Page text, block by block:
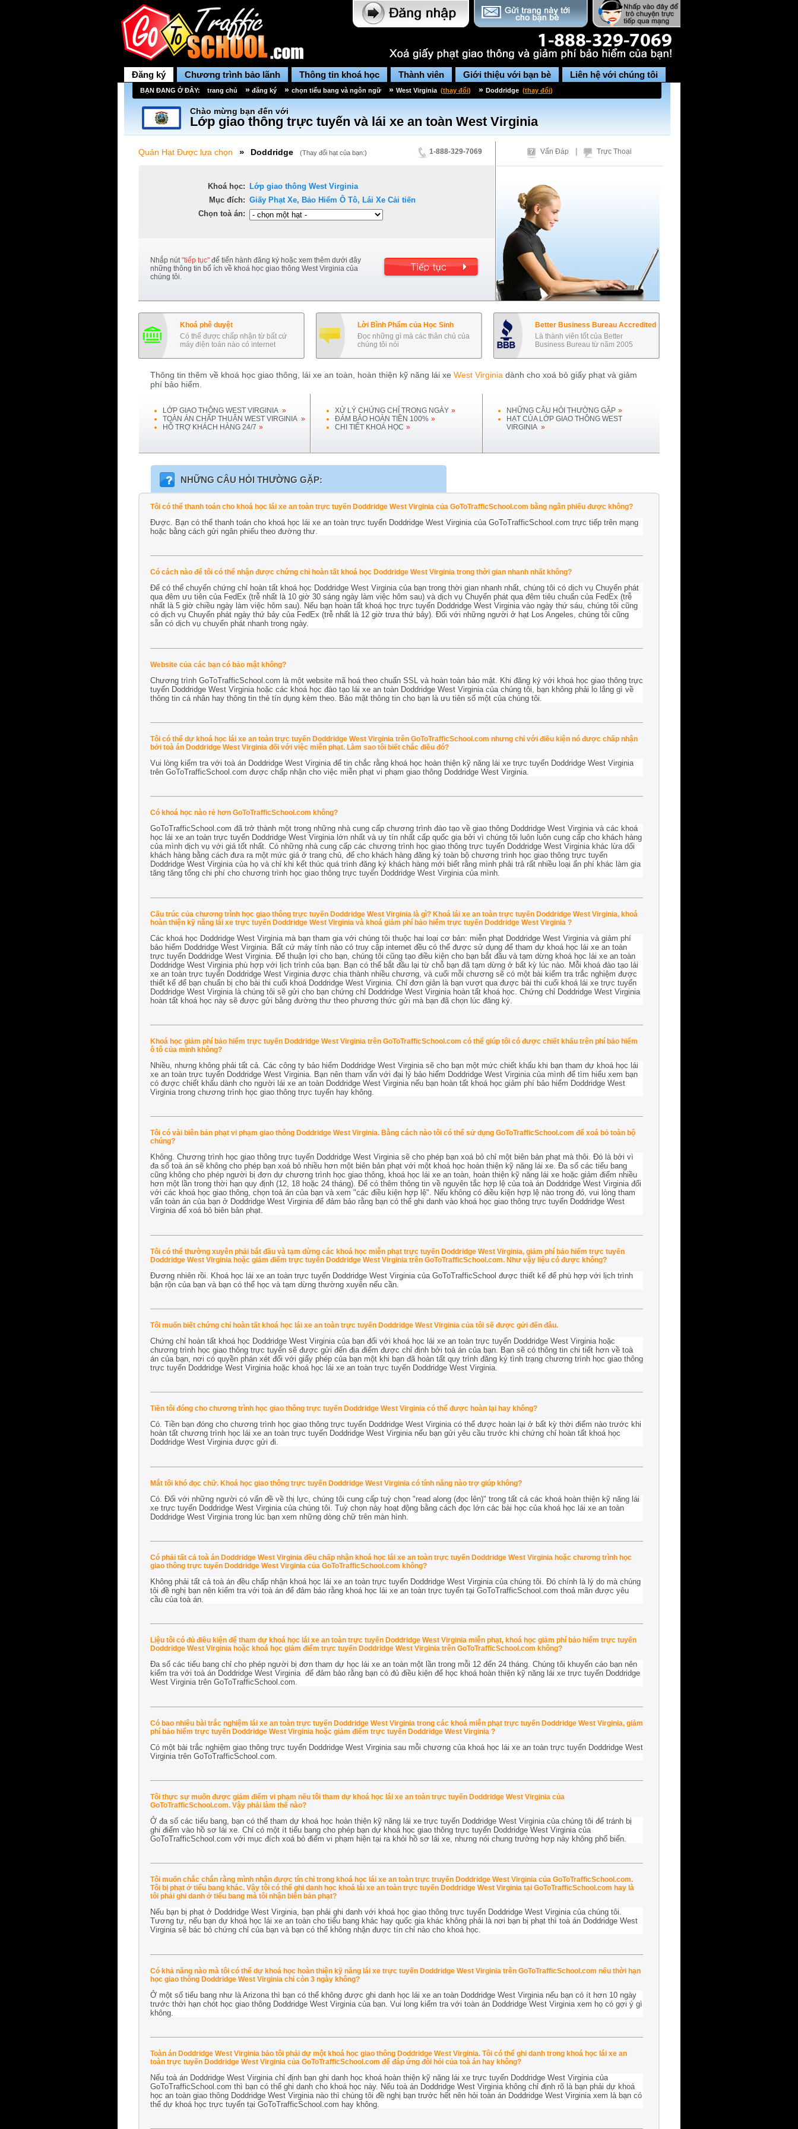
Đăng ký Chương trình bảo lãnh Thông tin khoá học Thành viên Giới thiệu với bạn bè Liên hệ với chúng tôi
BẠN ĐANG Ở ĐÂY: trang chủ » đăng ký » chọn tiểu bang và ngôn ngữ » West Virginia (thay đổi) » Doddridge (thay đổi)
Chào mừng bạn đến với
Lớp giao thông trực tuyến và lái xe an toàn West Virginia
Quản Hạt Được lựa chọn » Doddridge (Thay đổi hạt của bạn:) 1-888-329-7069
Khoá học:
Mục đích:
Chọn toà án:
Lớp giao thông West Virginia
Giấy Phạt Xe, Bảo Hiểm Ô Tô, Lái Xe Cải tiến
Nhắp nút"tiếp tục" để tiến hành đăng ký hoặc xem thêm dưới đây
những thông tin bổ ích về khoá học giao thông West Virginia của
chúng tôi.
Vấn Đáp | Trực Thoại
Khoá phê duyệt
Có thể được chấp nhận từ bất cứ
máy điện toán nào có internet
Lời Bình Phẩm của Học Sinh
Đọc những gì mà các thân chủ của
chúng tôi nói
Better Business Bureau Accredited
Là thành viên tốt của Better
Business Bureau từ năm 2005
Thông tin thêm về khoá học giao thông, lái xe an toàn, hoàn thiện kỹ năng lái xe West Virginia dành cho xoá bỏ giấy phạt và giảm
phí bảo hiểm.
LỚP GIAO THÔNG WEST VIRGINIA »
TOÀN ÁN CHẤP THUẬN WEST VIRGINIA »
HỖ TRỢ KHÁCH HÀNG 24/7 »
XỬ LÝ CHỨNG CHỈ TRONG NGÀY »
ĐẢM BẢO HOÀN TIỀN 100% »
CHI TIẾT KHOÁ HỌC »
NHỮNG CÂU HỎI THƯỜNG GẶP »
HẠT CỦA LỚP GIAO THÔNG WEST
VIRGINIA »
NHỮNG CÂU HỎI THƯỜNG GẶP:
Tôi có thể thanh toán cho khoá học lái xe an toàn trực tuyến Doddridge West Virginia của GoToTrafficSchool.com bằng ngân phiếu được không?
Được. Bạn có thể thanh toán cho khoá học lái xe an toàn trực tuyến Doddridge West Virginia của GoToTrafficSchool.com trực tiếp trên mạng
hoặc bằng cách gửi ngân phiếu theo đường thư.
Có cách nào để tôi có thể nhận được chứng chỉ hoàn tất khoá học Doddridge West Virginia trong thời gian nhanh nhất không?
Để có thể chuyển chứng chỉ hoàn tất khoá học Doddridge West Virginia của bạn trong thời gian nhanh nhất, chúng tôi có dịch vụ Chuyển phát
qua đêm ưu tiên của FedEx (trễ nhất là 10 giờ 30 sáng ngày làm việc hôm sau) và dịch vụ Chuyển phát qua đêm tiêu chuẩn của FedEx (trễ
nhất là 5 giờ chiều ngày làm việc hôm sau). Nếu bạn hoàn tất khoá học trực tuyến Doddridge West Virginia vào ngày thứ sáu, chúng tôi cũng
có dịch vụ Chuyển phát ngày thứ bảy của FedEx (trễ nhất là 12 giờ trưa thứ bảy). Đối với những người ở hạt Los Angeles, chúng tôi cũng
sẵn có dịch vụ chuyển phát nhanh trong ngày.
Website của các bạn có bảo mật không?
Chương trình GoToTrafficSchool.com là một website mã hoá theo chuẩn SSL và hoàn toàn bảo mật. Khi đăng ký với khoá học giao thông trực
tuyến Doddridge West Virginia hoặc các khoá học đào tạo lái xe an toàn Doddridge West Virginia của chúng tôi, bạn không phải lo lắng gì về
thông tin cá nhân hay thông tin thẻ tín dụng kèm theo. Bảo mật thông tin cho bạn là ưu tiên số một của chúng tôi.
Tôi có thể dự khoá học lái xe an toàn trực tuyến Doddridge West Virginia trên GoToTrafficSchool.com nhưng chỉ với điều kiện nó được chấp nhận
bởi toà án Doddridge West Virginia đối với việc miễn phạt. Làm sao tôi biết chắc điều đó?
Vui lòng kiểm tra với toà án Doddridge West Virginia để tin chắc rằng khoá học hoàn thiện kỹ năng lái xe trực tuyến Doddridge West Virginia
trên GoToTrafficSchool.com được chấp nhận cho việc miễn phạt vi phạm giao thông Doddridge West Virginia.
Có khoá học nào rẻ hơn GoToTrafficSchool.com không?
GoToTrafficSchool.com đã trở thành một trong những nhà cung cấp chương trình đào tạo về giao thông Doddridge West Virginia và các khoá
học lái xe an toàn trực tuyến Doddridge West Virginia lớn nhất và uy tín nhất cấp quốc gia bởi vì chúng tôi luôn luôn cung cấp cho khách hàng
của mình dịch vụ với giá tốt nhất. Có những nhà cung cấp các chương trình học giao thông trực tuyến Doddridge West Virginia khác lừa dối
khách hàng bằng cách đưa ra một mức giá ở trang chủ, để cho khách hàng đăng ký toàn bộ chương trình học giao thông trực tuyến
Doddridge West Virginia của họ và chỉ khi kết thúc quá trình đăng ký khách hàng mới biết rằng mình phải trả rất nhiều loại ẩn phí khác làm gia
tăng tăng tổng chi phí cho chương trình học giao thông trực tuyến Doddridge West Virginia của mình.
Cấu trúc của chương trình học giao thông trực tuyến Doddridge West Virginia là gì? Khoá lái xe an toàn trực tuyến Doddridge West Virginia, khoá
hoàn thiện kỹ năng lái xe trực tuyến Doddridge West Virginia và khoá giảm phí bảo hiểm trực tuyến Doddridge West Virginia ?
Các khoá học Doddridge West Virginia mà bạn tham gia với chúng tôi thuộc hai loại cơ bản: miễn phạt Doddridge West Virginia và giảm phí
bảo hiểm Doddridge West Virginia. Bất cứ máy tính nào có truy cập internet đều có thể được sử dụng để tham dự khoá học lái xe an toàn
trực tuyến Doddridge West Virginia. Để thuận lợi cho bạn, chúng tôi cũng tạo điều kiện cho bạn bắt đầu và tạm dừng khoá học lái xe an toàn
Doddridge West Virginia phù hợp với lịch trình của bạn. Bạn có thể bắt đầu lại từ chỗ bạn đã tạm dừng ở bất kỳ lúc nào. Mỗi khoá đào tạo lái
xe an toàn trực tuyến Doddridge West Virginia được chia thành nhiều chương, và cuối mỗi chương sẽ có một bài kiểm tra trắc nghiệm được
thiết kế để bạn chuẩn bị cho bài thi cuối khoá Doddridge West Virginia. Chỉ đơn giản là bạn vượt qua được bài thi cuối khoá lái xe trực tuyến
Doddridge West Virginia là chúng tôi sẽ gửi cho bạn chứng chỉ Doddridge West Virginia hoàn tất khoá học. Chứng chỉ Doddridge West Virginia
hoàn tất khoá học này sẽ được gửi bằng đường thư theo phương thức gửi mà bạn đã chọn lúc đăng ký.
Khoá học giảm phí bảo hiểm trực tuyến Doddridge West Virginia trên GoToTrafficSchool.com có thể giúp tôi có được chiết khấu trên phí bảo hiểm
ô tô của mình không?
Nhiều, nhưng không phải tất cả. Các công ty bảo hiểm Doddridge West Virginia sẽ cho bạn một mức chiết khấu khi bạn tham dự khoá học lái
xe an toàn trực tuyến Doddridge West Virginia. Bạn nên tham vấn với đại lý bảo hiểm Doddridge West Virginia của mình để tìm hiểu xem bạn
có được chiết khấu dành cho người lái xe an toàn Doddridge West Virginia nếu bạn hoàn tất khoá học giảm phí bảo hiểm Doddridge West
Virginia trong chương trình học giao thông trực tuyến hay không.
Tôi có vài biên bản phạt vi phạm giao thông Doddridge West Virginia. Bằng cách nào tôi có thể sử dụng GoToTrafficSchool.com để xoá bỏ toàn bộ
chúng?
Không. Chương trình học giao thông trực tuyến Doddridge West Virginia sẽ cho phép bạn xoá bỏ chỉ một biên bản phạt mà thôi. Đó là bởi vì
đa số toà án sẽ không cho phép bạn xoá bỏ nhiều hơn một biên bản phạt với một khoá học hoàn thiện kỹ năng lái xe. Đa số các tiểu bang
cũng không cho phép người bị đơn dự chương trình học giao thông, khoá học lái xe an toàn, hoàn thiện kỹ năng lái xe hoặc giảm điểm nhiều
hơn một lần trong thời hạn quy định (12, 18 hoặc 24 tháng). Để có thêm thông tin về nguyên tắc hợp lệ của toà án Doddridge West Virginia đối
với các khoá học giao thông, chọn toà án của bạn và xem "các điều kiện hợp lệ". Nếu không có điều kiện hợp lệ nào trong đó, vui lòng tham
vấn toàn án của bạn ở Doddridge West Virginia để đảm bảo rằng bạn có thể ghi danh vào khoá học giao thông trực tuyến Doddridge West
Virginia để xoá bỏ biên bản phạt.
Tôi có thể thường xuyên phải bắt đầu và tạm dừng các khoá học miễn phạt trực tuyến Doddridge West Virginia, giảm phí bảo hiểm trực tuyến
Doddridge West Virginia hoặc giảm điểm trực tuyến Doddridge West Virginia trên GoToTrafficSchool.com. Như vậy liệu có được không?
Đương nhiên rồi. Khoá học lái xe an toàn trực tuyến Doddridge West Virginia của GoToTrafficSchool được thiết kế để phù hợp với lịch trình
bận rộn của bạn và bạn có thể học và tạm dừng thường xuyên nếu cần.
Tôi muốn biết chứng chỉ hoàn tất khoá học lái xe an toàn trực tuyến Doddridge West Virginia của tôi sẽ được gửi đến đâu.
Chứng chỉ hoàn tất khoá học Doddridge West Virginia của bạn đối với khoá học lái xe an toàn trực tuyến Doddridge West Virginia hoặc
chương trình học giao thông trực tuyến sẽ được gửi đến địa điểm được chỉ định bởi toà án của bạn. Bạn sẽ có thông tin chi tiết hơn về toà
án của bạn, nơi có quyền phán xét đối với giấy phép của bạn một khi bạn đã hoàn tất quy trình đăng ký tình trạng chương trình học giao thông
trực tuyến Doddridge West Virginia hoặc khoá học lái xe an toàn trực tuyến Doddridge West Virginia.
Tiền tôi đóng cho chương trình học giao thông trực tuyến Doddridge West Virginia có thể được hoàn lại hay không?
Có. Tiền bạn đóng cho chương trình học giao thông trực tuyến Doddridge West Virginia có thể được hoàn lại ở bất kỳ thời điểm nào trước khi
hoàn tất chương trình học lái xe an toàn trực tuyến Doddridge West Virginia nếu bạn gửi yêu cầu trước khi chứng chỉ hoàn tất khoá học
Doddridge West Virginia được gửi đi.
Mắt tôi khó đọc chữ. Khoá học giao thông trực tuyến Doddridge West Virginia có tính năng nào trợ giúp không?
Có. Đối với những người có vấn đề về thị lực, chúng tôi cung cấp tuỳ chọn "read along (đọc lên)" trong tất cả các khoá hoàn thiện kỹ năng lái
xe trực tuyến Doddridge West Virginia của chúng tôi. Tuỳ chọn này hoạt động bằng cách đọc lớn các bài học của khoá học lái xe an toàn
Doddridge West Virginia trong lúc bạn xem những dòng chữ trên màn hình.
Có phải tất cả toà án Doddridge West Virginia đều chấp nhận khoá học lái xe an toàn trực tuyến Doddridge West Virginia hoặc chương trình học
giao thông trực tuyến Doddridge West Virginia của GoToTrafficSchool.com không?
Không phải tất cả toà án đều chấp nhận khoá học lái xe an toàn trực tuyến Doddridge West Virginia của chúng tôi. Đó chính là lý do mà chúng
tôi đề nghị bạn nên kiểm tra với toà án để đảm bảo rằng khoá học lái xe an toàn trực tuyến tại GoToTrafficSchool.com thoả mãn được yêu
cầu của toà án.
Liệu tôi có đủ điều kiện để tham dự khoá học lái xe an toàn trực tuyến Doddridge West Virginia miễn phạt, khoá học giảm phí bảo hiểm trực tuyến
Doddridge West Virginia hoặc khoá học giảm điểm trực tuyến Doddridge West Virginia trên GoToTrafficSchool.com không?
Đa số các tiểu bang chỉ cho phép người bị đơn tham dự học lái xe an toàn một lần trong mỗi 12 đến 24 tháng. Chúng tôi khuyến cáo bạn nên
kiểm tra với toà án Doddridge West Virginia để đảm bảo rằng bạn có đủ điều kiện để học khoá hoàn thiện kỹ năng lái xe trực tuyến Doddridge
West Virginia trên GoToTrafficSchool.com.
Có bao nhiêu bài trắc nghiệm lái xe an toàn trực tuyến Doddridge West Virginia trong các khoá miễn phạt trực tuyến Doddridge West Virginia, giảm
phí bảo hiểm trực tuyến Doddridge West Virginia hoặc giảm điểm trực tuyến Doddridge West Virginia ?
Có một bài trắc nghiệm giao thông trực tuyến Doddridge West Virginia sau mỗi chương của khoá học lái xe an toàn trực tuyến Doddridge West
Virginia trên GoToTrafficSchool.com.
Tôi thực sự muốn được giảm điểm vi phạm nếu tôi tham dự khoá học lái xe an toàn trực tuyến Doddridge West Virginia của
GoToTrafficSchool.com. Vậy phải làm thế nào?
Ở đa số các tiểu bang, bạn có thể tham dự khoá học hoàn thiện kỹ năng lái xe trực tuyến Doddridge West Virginia của chúng tôi để tránh bị
ghi điểm vào hồ sơ lái xe. Chỉ có một ít tiểu bang cho phép bạn dự khoá học giao thông trực tuyến Doddridge West Virginia của
GoToTrafficSchool.com với mục đích xoá bỏ điểm vi phạm hiện tại ra khỏi hồ sơ lái xe, nhưng nói chung trường hợp này không phổ biến.
Tôi muốn chắc chắn rằng mình nhận được tín chỉ trong khoá học lái xe an toàn trực truyến Doddridge West Virginia của GoToTrafficSchool.com.
Tôi bị phạt ở tiểu bang khác. Vậy tôi có thể ghi danh học khoá lái xe an toàn trực tuyến Doddridge West Virginia tại GoToTrafficSchool.com hay là
tôi phải ghi danh ở tiểu bang mà tôi nhận biên bản phạt?
Nếu bạn bị phạt ở Doddridge West Virginia, bạn phải ghi danh với khoá học giao thông trực tuyến Doddridge West Virginia của chúng tôi.
Tương tự, nếu bạn dự khoá học lái xe an toàn cho tiểu bang khác hay quốc gia khác không phải là nơi bạn bị phạt thì toà án Doddridge West
Virginia sẽ bác bỏ chứng chỉ của bạn và bạn có thể không nhận được tín chỉ nào cho khoá học.
Có khả năng nào mà tôi có thể dự khoá học hoàn thiện kỹ năng lái xe trực tuyến Doddridge West Virginia trên GoToTrafficSchool.com nếu thời hạn
học giao thông Doddridge West Virginia chỉ còn 3 ngày không?
Ở một số tiểu bang như là Arizona thì bạn có thể không được ghi danh học lái xe an toàn Doddridge West Virginia nếu bạn có ít hơn 10 ngày
trước thời hạn chót học giao thông Doddridge West Virginia của bạn. Vui long kiểm tra với toàn án Doddridge West Virginia xem họ có gợi ý gì
không.
Toàn án Doddridge West Virginia bảo tôi phải dự một khoá học giao thông Doddridge West Virginia. Tôi có thể ghi danh trong khoá học lái xe an
toàn trực tuyến Doddridge West Virginia của GoToTrafficSchool.com để đáp ứng đòi hỏi của toà án hay không?
Nếu toà án Doddridge West Virginia chỉ định bạn ghi danh học khoá hoàn thiện kỹ năng lái xe trực tuyến Doddridge West Virginia của
GoToTrafficSchool.com thì bạn có thể ghi danh cho khoá học này. Nếu toà án Doddridge West Virginia không chỉ định rõ là bạn phải dự khoá
học an toàn giao thông Doddridge West Virginia nào thì chúng tôi đề nghị bạn trước hết nên hỏi toàn án Doddridge West Virginia xem là bạn có
thể dự khoá học trực tuyến tại GoToTrafficSchool.com hay không.